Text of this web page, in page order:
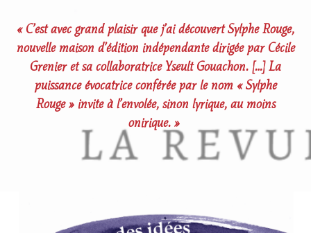
« C’est avec grand plaisir que j’ai découvert Sylphe Rouge,
nouvelle maison d’édition indépendante dirigée par Cécile
Grenier et sa collaboratrice Yseult Gouachon. […] La
puissance évocatrice conférée par le nom « Sylphe
Rouge » invite à l’envolée, sinon lyrique, au moins
onirique. »